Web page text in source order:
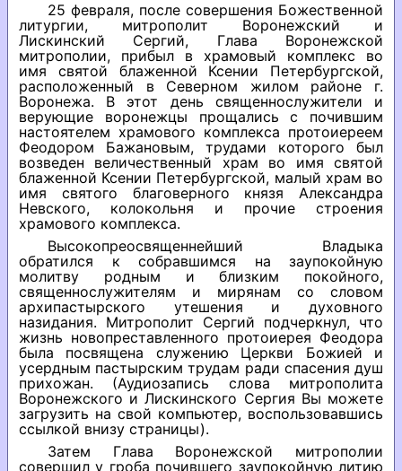
25 февраля, после совершения Божественной
литургии, митрополит Воронежский и
Лискинский Сергий, Глава Воронежской
митрополии, прибыл в храмовый комплекс во
имя святой блаженной Ксении Петербургской,
расположенный в Северном жилом районе г.
Воронежа. В этот день священнослужители и
верующие воронежцы прощались с почившим
настоятелем храмового комплекса протоиереем
Феодором Бажановым, трудами которого был
возведен величественный храм во имя святой
блаженной Ксении Петербургской, малый храм во
имя святого благоверного князя Александра
Невского, колокольня и прочие строения
храмового комплекса.
Высокопреосвященнейший Владыка
обратился к собравшимся на заупокойную
молитву родным и близким покойного,
священнослужителям и мирянам со словом
архипастырского утешения и духовного
назидания. Митрополит Сергий подчеркнул, что
жизнь новопреставленного протоиерея Феодора
была посвящена служению Церкви Божией и
усердным пастырским трудам ради спасения душ
прихожан. (Аудиозапись слова митрополита
Воронежского и Лискинского Сергия Вы можете
загрузить на свой компьютер, воспользовавшись
ссылкой внизу страницы).
Затем Глава Воронежской митрополии
совершил у гроба почившего заупокойную литию